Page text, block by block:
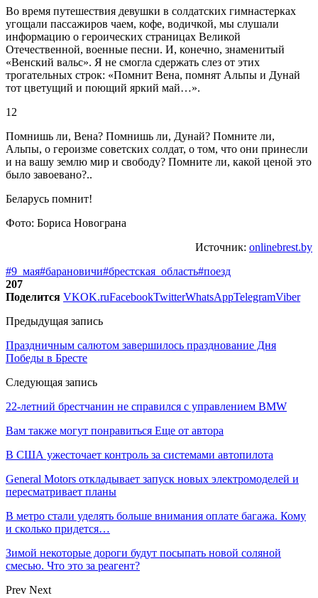
Во время путешествия девушки в солдатских гимнастерках
угощали пассажиров чаем, кофе, водичкой, мы слушали
информацию о героических страницах Великой
Отечественной, военные песни. И, конечно, знаменитый
«Венский вальс». Я не смогла сдержать слез от этих
трогательных строк: «Помнит Вена, помнят Альпы и Дунай
тот цветущий и поющий яркий май…».
12
Помнишь ли, Вена? Помнишь ли, Дунай? Помните ли,
Альпы, о героизме советских солдат, о том, что они принесли
и на вашу землю мир и свободу? Помните ли, какой ценой это
было завоевано?..
Беларусь помнит!
Фото: Бориса Новограна
Источник: onlinebrest.by
#9_мая#барановичи#брестская_область#поезд
207
Поделится VKOK.ruFacebookTwitterWhatsAppTelegramViber
Предыдущая запись
Праздничным салютом завершилось празднование Дня
Победы в Бресте
Следующая запись
22-летний брестчанин не справился с управлением BMW
Вам также могут понравиться Еще от автора
В США ужесточает контроль за системами автопилота
General Motors откладывает запуск новых электромоделей и
пересматривает планы
В метро стали уделять больше внимания оплате багажа. Кому
и сколько придется…
Зимой некоторые дороги будут посыпать новой соляной
смесью. Что это за реагент?
Prev Next